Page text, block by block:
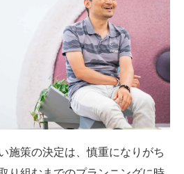
施策の決定は、慎重になりがち